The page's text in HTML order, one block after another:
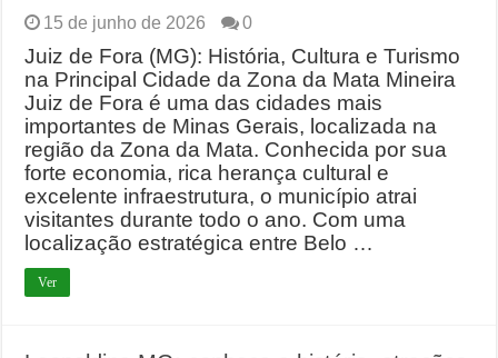
15 de junho de 2026 0
Juiz de Fora (MG): História, Cultura e Turismo
na Principal Cidade da Zona da Mata Mineira
Juiz de Fora é uma das cidades mais
importantes de Minas Gerais, localizada na
região da Zona da Mata. Conhecida por sua
forte economia, rica herança cultural e
excelente infraestrutura, o município atrai
visitantes durante todo o ano. Com uma
localização estratégica entre Belo …
Ver